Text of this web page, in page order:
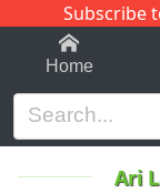
Subscribe
1-9Home
Ari